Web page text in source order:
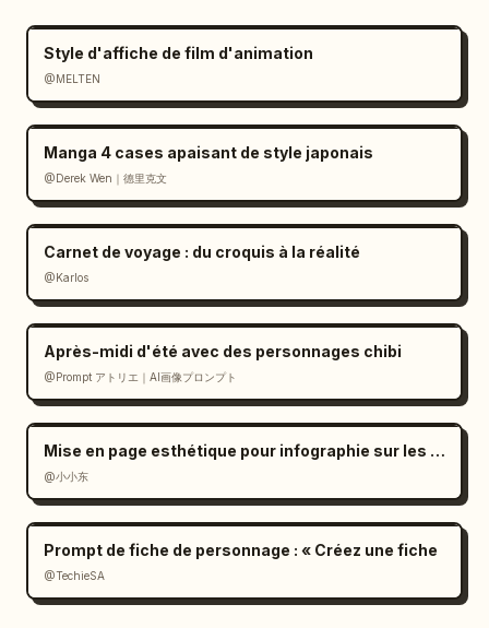
Style d'affiche de film d'animation
@MELTEN
Manga 4 cases apaisant de style japonais
@Derek Wen｜德里克文
Carnet de voyage : du croquis à la réalité
@Karlos
Après-midi d'été avec des personnages chibi
@Prompt アトリエ｜AI画像プロンプト
Mise en page esthétique pour infographie sur les dialectes ethniques
@小小东
Prompt de fiche de personnage : « Créez une fiche
@TechieSA